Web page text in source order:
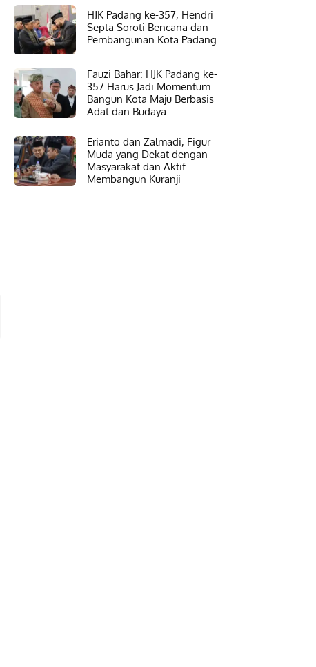
HJK Padang ke-357, Hendri
Septa Soroti Bencana dan
Pembangunan Kota Padang
Fauzi Bahar: HJK Padang ke-
357 Harus Jadi Momentum
Bangun Kota Maju Berbasis
Adat dan Budaya
Erianto dan Zalmadi, Figur
Muda yang Dekat dengan
Masyarakat dan Aktif
Membangun Kuranji